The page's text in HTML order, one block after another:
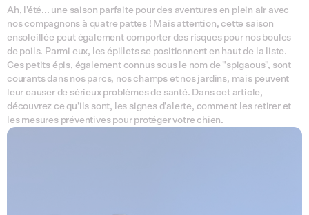
Ah, l'été... une saison parfaite pour des aventures en plein air avec
nos compagnons à quatre pattes ! Mais attention, cette saison
ensoleillée peut également comporter des risques pour nos boules
de poils. Parmi eux, les épillets se positionnent en haut de la liste.
Ces petits épis, également connus sous le nom de "spigaous", sont
courants dans nos parcs, nos champs et nos jardins, mais peuvent
leur causer de sérieux problèmes de santé. Dans cet article,
découvrez ce qu'ils sont, les signes d'alerte, comment les retirer et
les mesures préventives pour protéger votre chien.